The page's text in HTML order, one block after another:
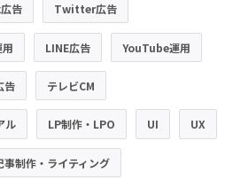
告 Twitter広告
LINE広告 YouTube運用
告 テレビCM
ル LP制作・LPO UI UX
事制作・ライティング